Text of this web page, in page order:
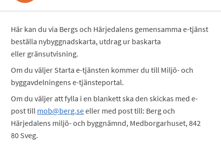
Här kan du via Bergs och Härjedalens gemensamma e-tjänst
beställa nybyggnadskarta, utdrag ur baskarta
eller gränsutvisning.
Om du väljer Starta e-tjänsten kommer du till Miljö- och
byggavdelningens e-tjänsteportal.
Om du väljer att fylla i en blankett ska den skickas med e-
post till mob@berg.seeller med post till: Berg och
Härjedalens miljö- och byggnämnd, Medborgarhuset, 842
80 Sveg.